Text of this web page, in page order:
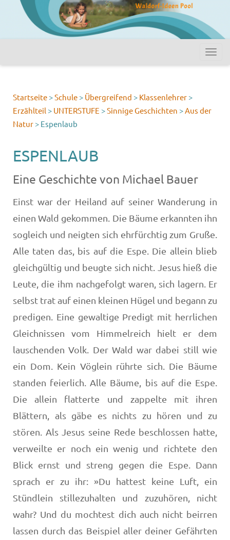
Startseite >Schule > Übergreifend > Klassenlehrer >
Erzählteil > UNTERSTUFE >Sinnige Geschichten >Aus der
Natur > Espenlaub
ESPENLAUB
Eine Geschichte von Michael Bauer
Einst war der Heiland auf seiner Wanderung in
einen Wald gekommen. Die Bäume erkannten ihn
sogleich und neigten sich ehrfürchtig zum Gruße.
Alle taten das, bis auf die Espe. Die allein blieb
gleich­gültig und beugte sich nicht. Jesus hieß die
Leute, die ihm nachgefolgt waren, sich lagern. Er
selbst trat auf einen kleinen Hügel und begann zu
predigen. Eine gewaltige Predigt mit herrlichen
Gleichnissen vom Himmelreich hielt er dem
lauschenden Volk. Der Wald war dabei still wie
ein Dom. Kein Vöglein rührte sich. Die Bäume
standen feierlich. Alle Bäume, bis auf die Espe.
Die allein flatterte und zappelte mit ihren
Blättern, als gäbe es nichts zu hören und zu
stören. Als Jesus seine Rede beschlossen hatte,
verweilte er noch ein wenig und richtete den
Blick ernst und streng gegen die Espe. Dann
sprach er zu ihr: »Du hattest keine Luft, ein
Stündlein stillezuhalten und zuzuhören, nicht
wahr? Und du mochtest dich auch nicht beirren
lassen durch das Beispiel aller deiner Gefährten